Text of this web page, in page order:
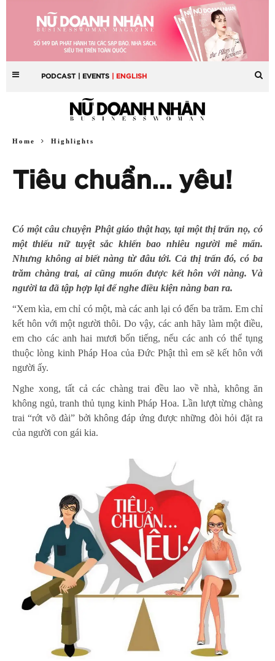
PODCAST | EVENTS | ENGLISH
Home Highlights
Tiêu chuẩn… yêu!
Có một câu chuyện Phật giáo thật hay, tại một thị trấn nọ, có
một thiếu nữ tuyệt sắc khiến bao nhiêu người mê mẩn.
Nhưng không ai biết nàng từ đâu tới. Cả thị trấn đó, có ba
trăm chàng trai, ai cũng muốn được kết hôn với nàng. Và
người ta đã tập hợp lại để nghe điều kiện nàng ban ra.
“Xem kìa, em chỉ có một, mà các anh lại có đến ba trăm. Em chỉ
kết hôn với một người thôi. Do vậy, các anh hãy làm một điều,
em cho các anh hai mươi bốn tiếng, nếu các anh có thể tụng
thuộc lòng kinh Pháp Hoa của Đức Phật thì em sẽ kết hôn với
người ấy.
Nghe xong, tất cả các chàng trai đều lao về nhà, không ăn
không ngủ, tranh thủ tụng kinh Pháp Hoa. Lần lượt từng chàng
trai “rớt võ đài” bởi không đáp ứng được những đòi hỏi đặt ra
của người con gái kia.